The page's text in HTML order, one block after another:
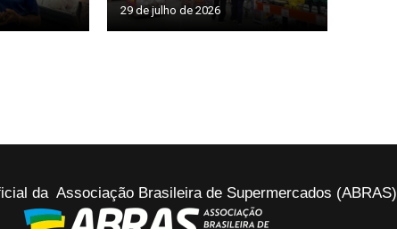
29 de julho de 2026
da Associação Brasileira de Supermercados (ABRAS)